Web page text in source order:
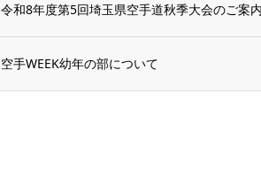
令和8年度第5回埼玉県空手道秋季大会のご案内
空手WEEK幼年の部について